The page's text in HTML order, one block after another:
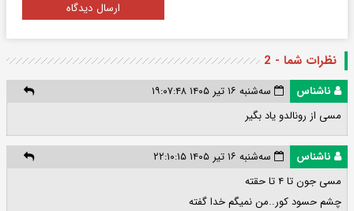
ارسال دیدگاه
نظرات شما - 2
ناشناس
سه‌شنبه ۱۶ تیر ۱۴۰۵ ۱۹:۰۷:۴۸
مسی از رونالدو یاد بگیر
ناشناس
سه‌شنبه ۱۶ تیر ۱۴۰۵ ۲۲:۱۰:۱۵
مسی جون تا ۴ تا حقته
چشم حسود کور..من نمیگم خدا گفته